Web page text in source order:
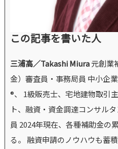
この記事を書いた人
三浦高／Takashi Miura元創業
金）審査員・事務局員 中小企
®、 1級販売士、宅地建物取引
ト、融資・資金調達コンサル
員 2024年現在、各種補助金の
る。 融資申請のノウハウも蓄